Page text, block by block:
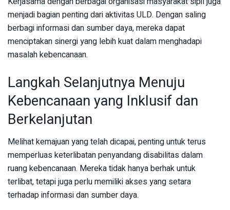
menjadi bagian penting dari aktivitas ULD. Dengan saling
berbagi informasi dan sumber daya, mereka dapat
menciptakan sinergi yang lebih kuat dalam menghadapi
masalah kebencanaan.
Langkah Selanjutnya Menuju
Kebencanaan yang Inklusif dan
Berkelanjutan
Melihat kemajuan yang telah dicapai, penting untuk terus
memperluas keterlibatan penyandang disabilitas dalam
ruang kebencanaan. Mereka tidak hanya berhak untuk
terlibat, tetapi juga perlu memiliki akses yang setara
terhadap informasi dan sumber daya.